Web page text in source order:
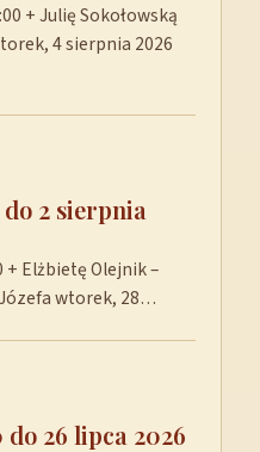
+ Julię Sokołowską
4 sierpnia 2026
2 sierpnia
+ Elżbietę Olejnik –
wtorek, 28…
26 lipca 2026